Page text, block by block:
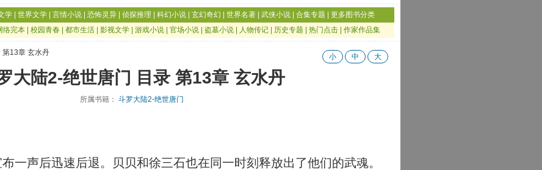
学 世界文学 言情小说 恐怖灵异 侦探推理 科幻小说 玄幻奇幻 世界名著 武侠小说 合集专题
更多图书分类
络完本 校园青春 都市生活 影视文学 游戏小说 官场小说 盗墓小说 人物传记 历史专题 热门点击 作家作品集
第13章 玄水丹 小 中 大
大陆2-绝世唐门 目录 第13章 玄水丹
所属书籍： 斗罗大陆2-绝世唐门
一声后迅速后退。贝贝和徐三石也在同一时刻释放出了他们的武魂。